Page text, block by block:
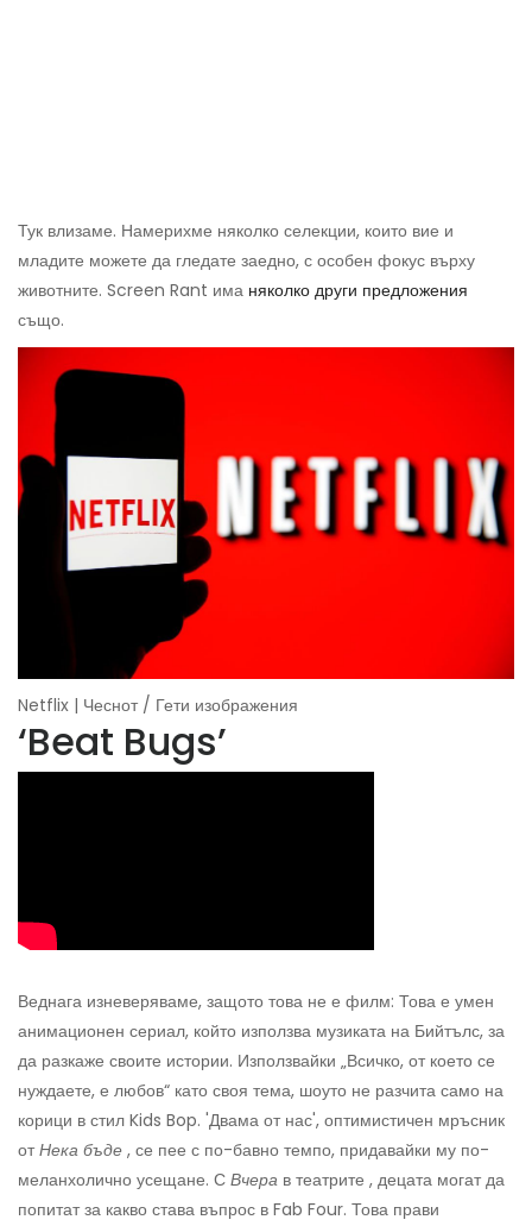
Тук влизаме. Намерихме няколко селекции, които вие и
младите можете да гледате заедно, с особен фокус върху
животните. Screen Rant има няколко други предложения
също.
Netflix | Чеснот / Гети изображения
‘Beat Bugs’
Веднага изневеряваме, защото това не е филм: Това е умен
анимационен сериал, който използва музиката на Бийтълс, за
да разкаже своите истории. Използвайки „Всичко, от което се
нуждаете, е любов“ като своя тема, шоуто не разчита само на
корици в стил Kids Bop. 'Двама от нас', оптимистичен мръсник
отНека бъде , се пее с по-бавно темпо, придавайки му по-
меланхолично усещане. С Вчера в театрите , децата могат да
попитат за какво става въпрос в Fab Four. Това прави